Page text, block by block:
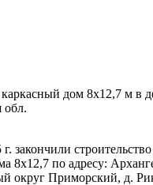
дом 8х12,7 м в
обл.
г. закончили
8х12,7 по адресу:
округ Приморский, д.